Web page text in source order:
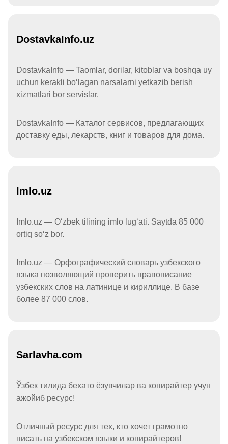
DostavkaInfo.uz
DostavkaInfo — Taomlar, dorilar, kitoblar va boshqa uy
uchun kerakli boʻlagan narsalarni yetkazib berish
xizmatlari bor servislar.
DostavkaInfo — Каталог сервисов, предлагающих
доставку еды, лекарств, книг и товаров для дома.
Imlo.uz
Imlo.uz — Oʻzbek tilining imlo lugʻati. Saytda 85 000
ortiq soʻz bor.
Imlo.uz — Орфографический словарь узбекского
языка позволяющий проверить правописание
узбекских слов на латинице и кириллице. В базе
более 87 000 слов.
Sarlavha.com
Ўзбек тилида бехато ёзувчилар ва копирайтер учун
ажойиб ресурс!
Отличный ресурс для тех, кто хочет грамотно
писать на узбекском языки и копирайтеров!